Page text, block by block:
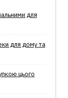
для
для дому та
цього